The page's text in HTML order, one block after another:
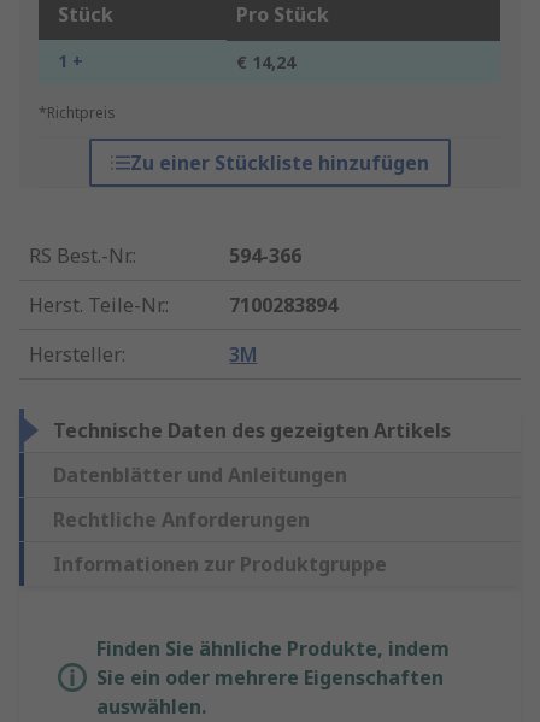
Stück Pro Stück
1 + € 14,24
*Richtpreis
Zu einer Stückliste hinzufügen
RS Best.-Nr.:
594-366
Herst. Teile-Nr.:
7100283894
Hersteller: 3M
Technische Daten des gezeigten Artikels
Datenblätter und Anleitungen
Rechtliche Anforderungen
Informationen zur Produktgruppe
Finden Sie ähnliche Produkte, indem
Sie ein oder mehrere Eigenschaften
auswählen.